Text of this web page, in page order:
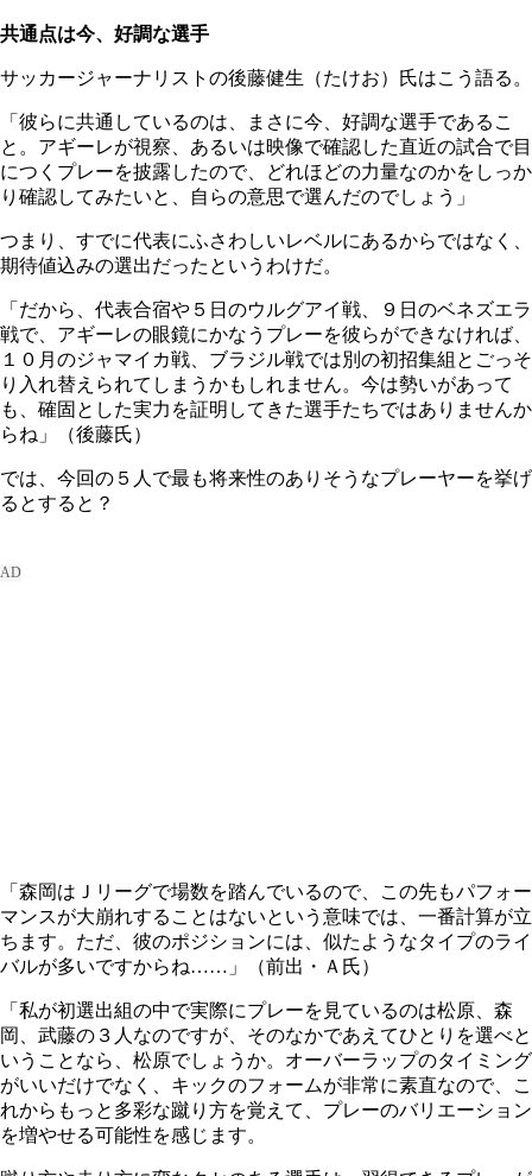
共通点は今、好調な選手
サッカージャーナリストの後藤健生（たけお）氏はこう語る。
「彼らに共通しているのは、まさに今、好調な選手であるこ
と。アギーレが視察、あるいは映像で確認した直近の試合で目
につくプレーを披露したので、どれほどの力量なのかをしっか
り確認してみたいと、自らの意思で選んだのでしょう」
つまり、すでに代表にふさわしいレベルにあるからではなく、
期待値込みの選出だったというわけだ。
「だから、代表合宿や５日のウルグアイ戦、９日のベネズエラ
戦で、アギーレの眼鏡にかなうプレーを彼らができなければ、
１０月のジャマイカ戦、ブラジル戦では別の初招集組とごっそ
り入れ替えられてしまうかもしれません。今は勢いがあって
も、確固とした実力を証明してきた選手たちではありませんか
らね」（後藤氏）
では、今回の５人で最も将来性のありそうなプレーヤーを挙げ
るとすると？
「森岡はＪリーグで場数を踏んでいるので、この先もパフォー
マンスが大崩れすることはないという意味では、一番計算が立
ちます。ただ、彼のポジションには、似たようなタイプのライ
バルが多いですからね……」（前出・Ａ氏）
「私が初選出組の中で実際にプレーを見ているのは松原、森
岡、武藤の３人なのですが、そのなかであえてひとりを選べと
いうことなら、松原でしょうか。オーバーラップのタイミング
がいいだけでなく、キックのフォームが非常に素直なので、こ
れからもっと多彩な蹴り方を覚えて、プレーのバリエーション
を増やせる可能性を感じます。